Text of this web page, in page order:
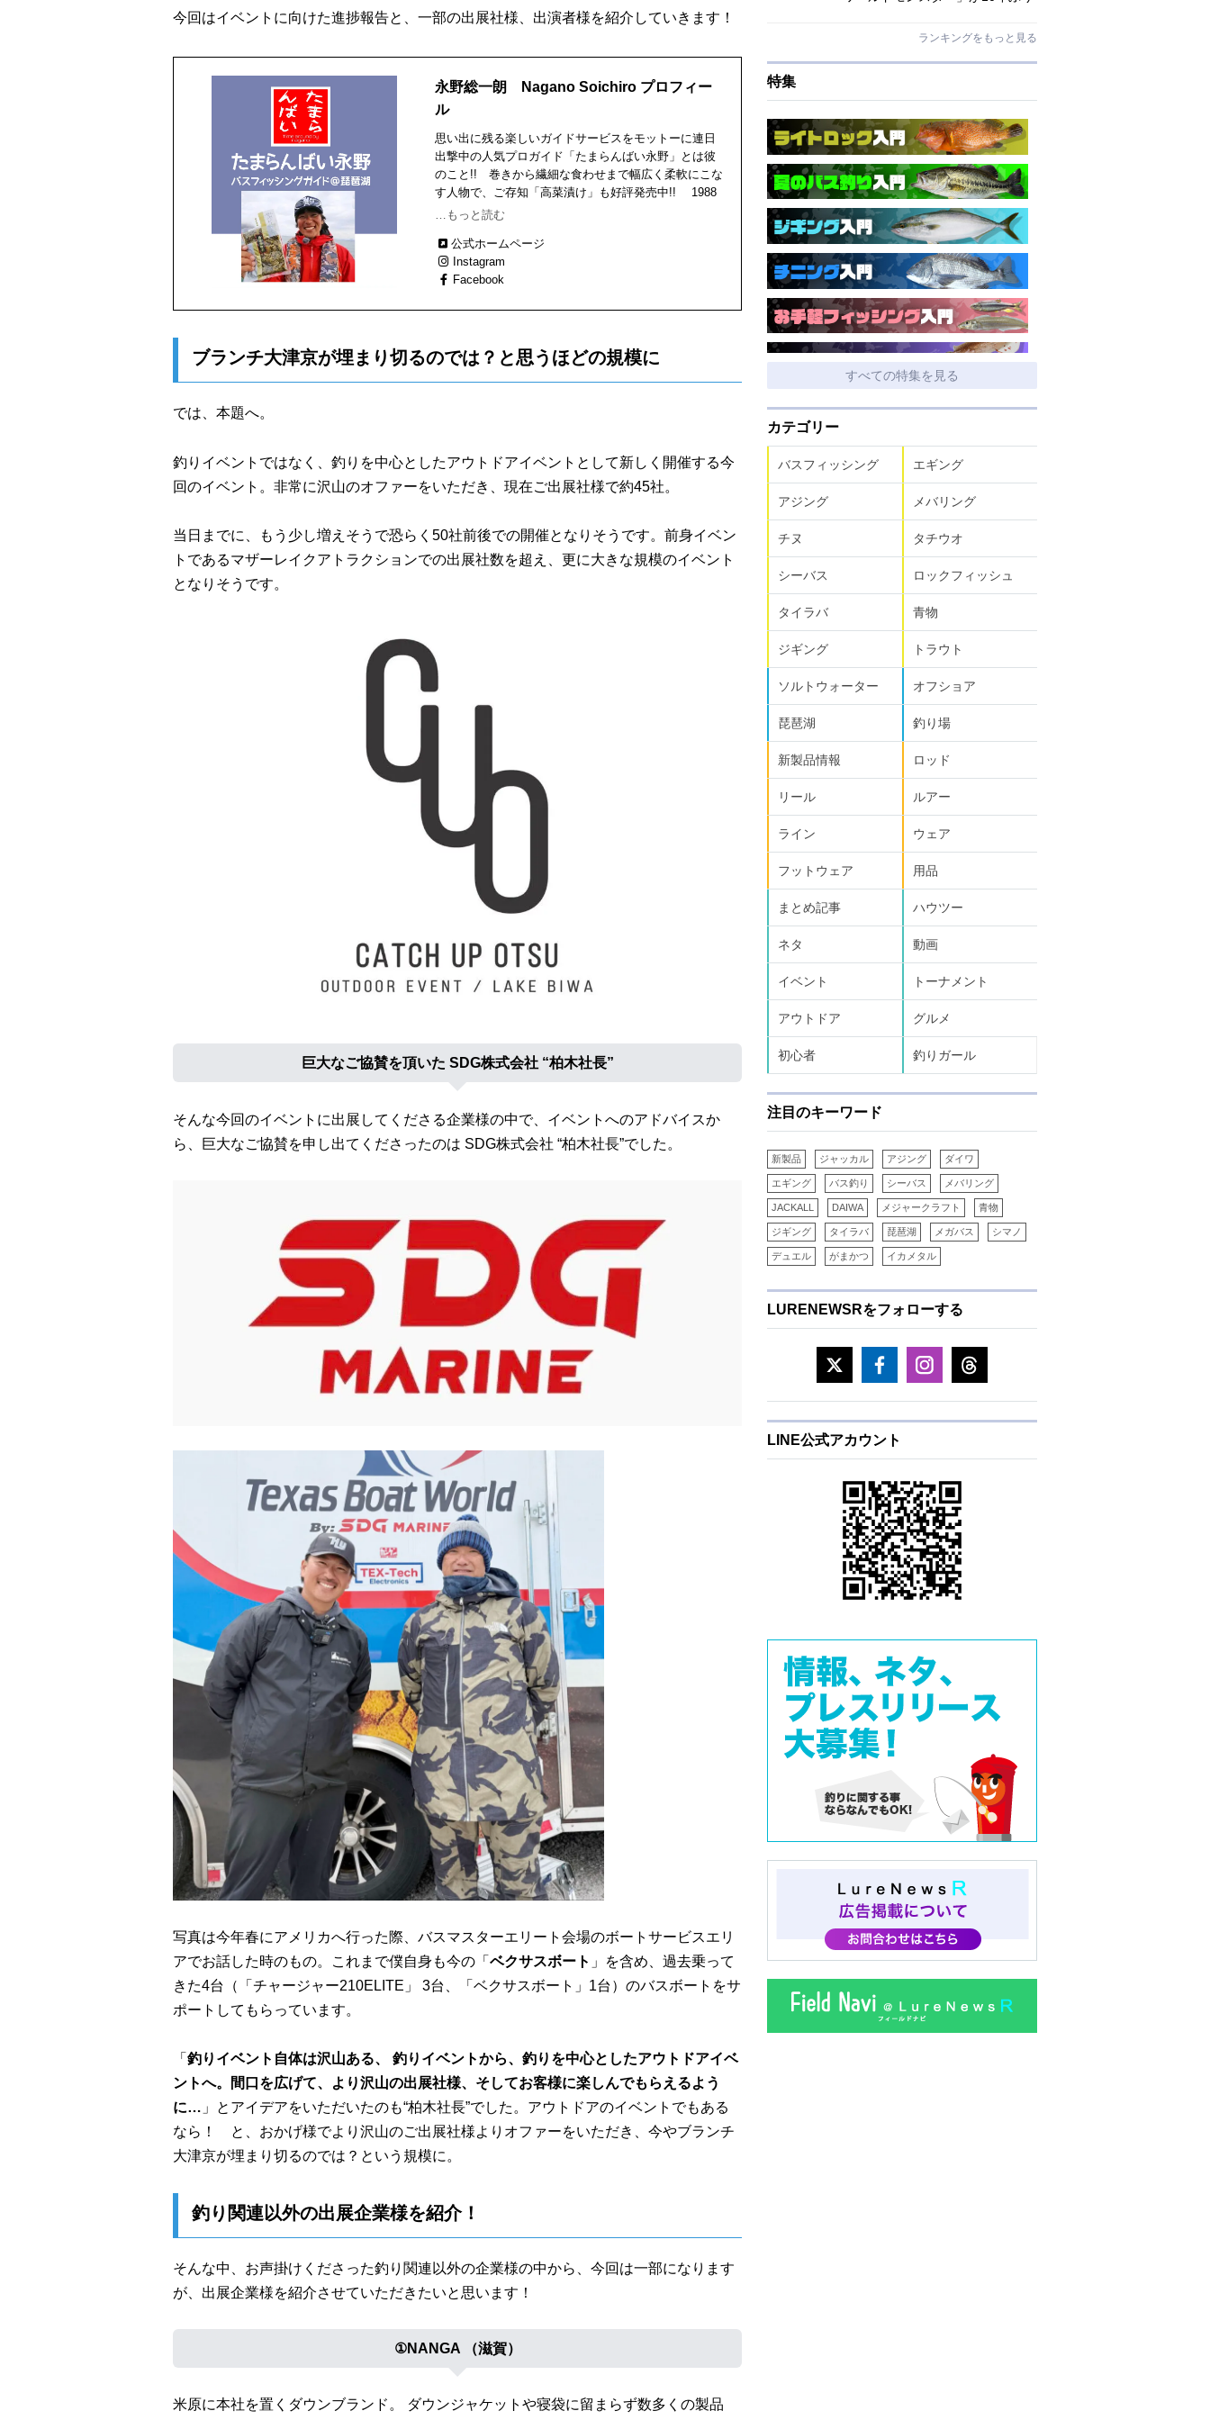
今回はイベントに向けた進捗報告と、一部の出展社様、出演者様を紹介していきます！
永野総一朗 Nagano Soichiro プロフィー
ル
思い出に残る楽しいガイドサービスをモットーに連日
出撃中の人気プロガイド「たまらんばい永野」とは彼
のこと!! 巻きから繊細な食わせまで幅広く柔軟にこな
す人物で、ご存知「高菜漬け」も好評発売中!! 1988
年２月生まれ、滋賀で頑張る福岡県人！
…もっと読む
公式ホームページ
Instagram
Facebook
ブランチ大津京が埋まり切るのでは？と思うほどの規模に
では、本題へ。
釣りイベントではなく、釣りを中心としたアウトドアイベントとして新しく開催する今
回のイベント。非常に沢山のオファーをいただき、現在ご出展社様で約45社。
当日までに、もう少し増えそうで恐らく50社前後での開催となりそうです。前身イベン
トであるマザーレイクアトラクションでの出展社数を超え、更に大きな規模のイベント
となりそうです。
巨大なご協賛を頂いた SDG株式会社 “柏木社長”
そんな今回のイベントに出展してくださる企業様の中で、イベントへのアドバイスか
ら、巨大なご協賛を申し出てくださったのは SDG株式会社 “柏木社長”でした。
写真は今年春にアメリカへ行った際、バスマスターエリート会場のボートサービスエリ
アでお話した時のもの。これまで僕自身も今の「 ベクサスボート 」を含め、過去乗って
きた4台（「チャージャー210ELITE」 3台、「ベクサスボート」1台）のバスボートをサ
ポートしてもらっています。
「 釣りイベント自体は沢山ある、 釣りイベントから、釣りを中心としたアウトドアイベ
ントへ。間口を広げて、より沢山の出展社様、そしてお客様に楽しんでもらえるよう
に… 」とアイデアをいただいたのも“柏木社長”でした。アウトドアのイベントでもある
なら！ と、おかげ様でより沢山のご出展社様よりオファーをいただき、今やブランチ
大津京が埋まり切るのでは？という規模に。
釣り関連以外の出展企業様を紹介！
そんな中、お声掛けくださった釣り関連以外の企業様の中から、今回は一部になります
が、出展企業様を紹介させていただきたいと思います！
①NANGA （滋賀）
米原に本社を置くダウンブランド。 ダウンジャケットや寝袋に留まらず数多くの製品
ランキングをもっと見る
特集
すべての特集を見る
カテゴリー
バスフィッシング エギング
アジング メバリング
チヌ タチウオ
シーバス ロックフィッシュ
タイラバ 青物
ジギング トラウト
ソルトウォーター オフショア
琵琶湖 釣り場
新製品情報 ロッド
リール ルアー
ライン ウェア
フットウェア 用品
まとめ記事 ハウツー
ネタ 動画
イベント トーナメント
アウトドア グルメ
初心者 釣りガール
注目のキーワード
新製品 ジャッカル アジング ダイワ
エギング バス釣り シーバス メバリング
JACKALL DAIWA メジャークラフト 青物
ジギング タイラバ 琵琶湖 メガバス シマノ
デュエル がまかつ イカメタル
LURENEWSRをフォローする
LINE公式アカウント